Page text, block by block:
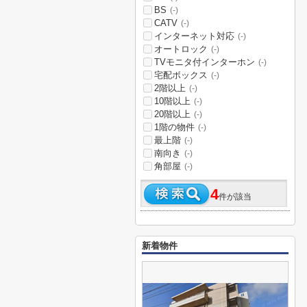
BS (-)
CATV (-)
インターネット対応 (-)
オートロック (-)
TVモニタ付インターホン (-)
宅配ボックス (-)
2階以上 (-)
10階以上 (-)
20階以上 (-)
1階の物件 (-)
最上階 (-)
南向き (-)
角部屋 (-)
4件が該当
新着物件